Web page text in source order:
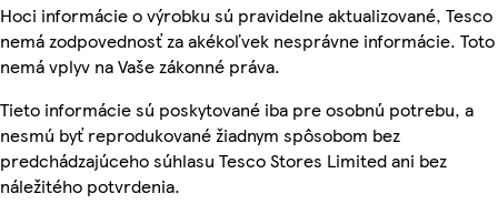
Hoci informácie o výrobku sú pravidelne aktualizované, Tesco
nemá zodpovednosť za akékoľvek nesprávne informácie. Toto
nemá vplyv na Vaše zákonné práva.
Tieto informácie sú poskytované iba pre osobnú potrebu, a
nesmú byť reprodukované žiadnym spôsobom bez
predchádzajúceho súhlasu Tesco Stores Limited ani bez
náležitého potvrdenia.